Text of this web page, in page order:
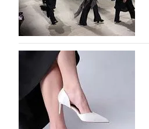
На участие в
На участие в седьмой
октября, уже подано 1047
которых не были
07.08.2026 470